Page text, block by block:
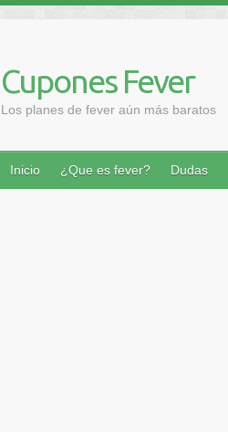
Cupones Fever
Los planes de fever aún más baratos
Inicio ¿Que es fever? Dudas